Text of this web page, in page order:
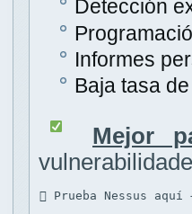
Detección
Informes
Baja tasa
Mejor
 Prueba Nessus aquí